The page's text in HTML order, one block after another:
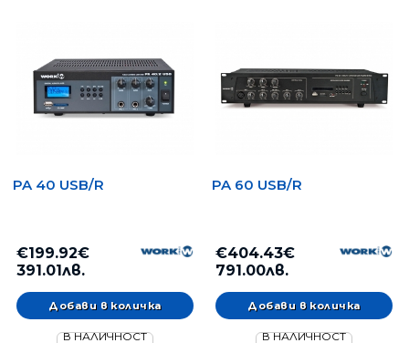
PA 40 USB/R
€199.92€
391.01лв.
В НАЛИЧНОСТ
PA 60 USB/R
€404.43€
791.00лв.
В НАЛИЧНОСТ